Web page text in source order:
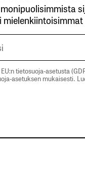
tietosuoja-asetusta
asetuksen mukaisesti.